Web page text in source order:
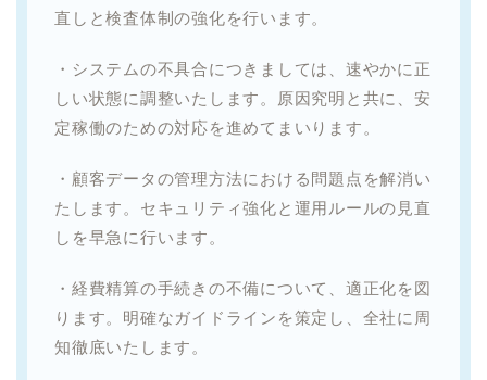
直しと検査体制の強化を行います。
・システムの不具合につきましては、速やかに正
しい状態に調整いたします。原因究明と共に、安
定稼働のための対応を進めてまいります。
・顧客データの管理方法における問題点を解消い
たします。セキュリティ強化と運用ルールの見直
しを早急に行います。
・経費精算の手続きの不備について、適正化を図
ります。明確なガイドラインを策定し、全社に周
知徹底いたします。